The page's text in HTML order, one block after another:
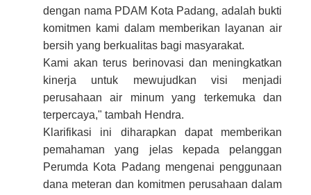
dengan nama PDAM Kota Padang, adalah bukti
komitmen kami dalam memberikan layanan air
bersih yang berkualitas bagi masyarakat.
Kami akan terus berinovasi dan meningkatkan
kinerja untuk mewujudkan visi menjadi
perusahaan air minum yang terkemuka dan
terpercaya," tambah Hendra.
Klarifikasi ini diharapkan dapat memberikan
pemahaman yang jelas kepada pelanggan
Perumda Kota Padang mengenai penggunaan
dana meteran dan komitmen perusahaan dalam